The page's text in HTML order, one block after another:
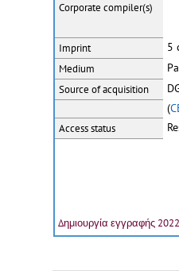
Corporate compiler(s)
Imprint 5
Medium
Source of acquisition
(
Access status
Δημιουργία εγγραφής